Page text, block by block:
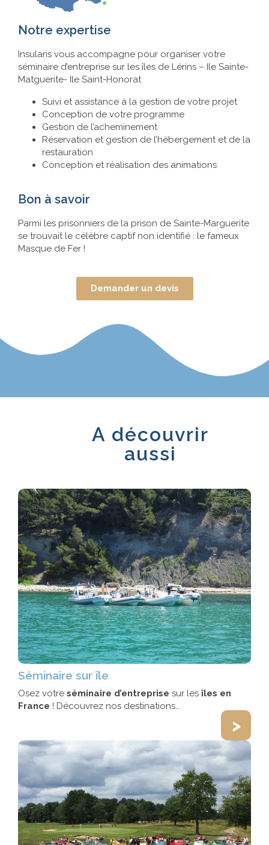
Notre expertise
Insularis vous accompagne pour organiser votre
séminaire d’entreprise sur les îles de Lérins – Ile Sainte-
Matguerite- Ile Saint-Honorat
Suivi et assistance à la gestion de votre projet
Conception de votre programme
Gestion de l’acheminement
Réservation et gestion de l’hébergement et de la
restauration
Conception et réalisation des animations
Bon à savoir
Parmi les prisonniers de la prison de Sainte-Marguerite
se trouvait le célèbre captif non identifié : le fameux
Masque de Fer !
Demander un devis
A découvrir
aussi
Séminaire sur île
Osez votre séminaire d’entreprise sur les îles en
France ! Découvrez nos destinations…
>